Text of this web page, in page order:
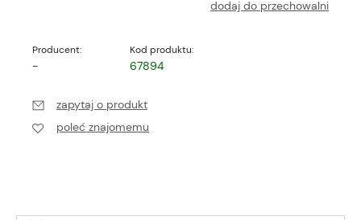
dodaj do przechowalni
Producent:
-
Kod produktu:
67894
zapytaj o produkt
poleć znajomemu